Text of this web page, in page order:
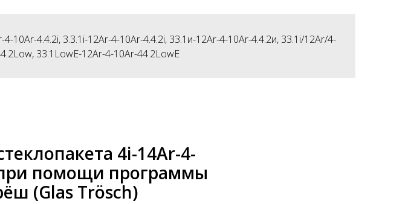
4.4.2i, 3.3.1i-12Ar-4-10Ar-4.4.2i, 33.1и-12Ar-4-10Ar-4.4.2и, 33.1i/12Ar/4-
33.1LowE-12Ar-4-10Ar-44.2LowE
4i-14Ar-4-
помощи программы
(Glas Trösch)